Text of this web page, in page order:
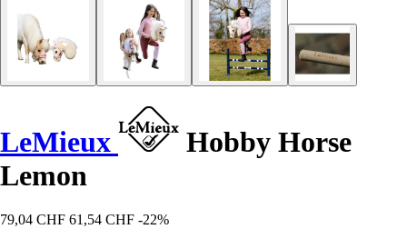
LeMieux
Hobby Horse
Lemon
79,04 CHF 61,54 CHF -22%